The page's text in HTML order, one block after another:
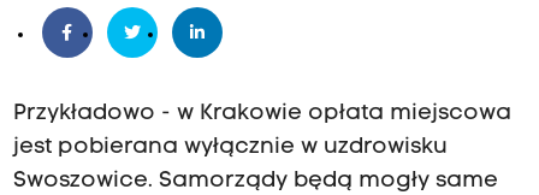
Przykładowo - w Krakowie opłata miejscowa
jest pobierana wyłącznie w uzdrowisku
Swoszowice. Samorządy będą mogły same